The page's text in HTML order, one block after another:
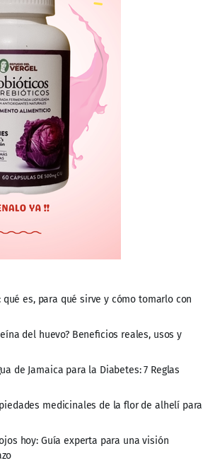
es, para qué sirve y cómo tomarlo con
del huevo? Beneficios reales, usos y
de Jamaica para la Diabetes: 7 Reglas
medicinales de la flor de alhelí para
hoy: Guía experta para una visión